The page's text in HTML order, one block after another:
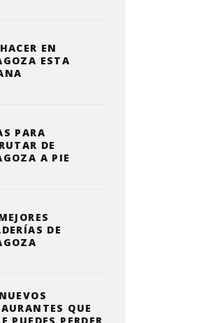
EN
ESTA
PARA
DE
A PIE
DE
QUE
PUEDES PERDER